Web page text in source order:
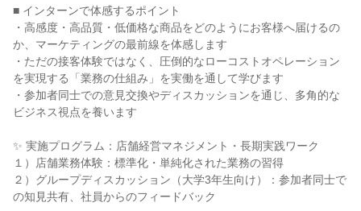
■ インターンで体感するポイント
・高感度・高品質・低価格な商品をどのようにお客様へ届けるの
か、マーケティングの最前線を体感します
・ただの接客体験ではなく、圧倒的なローコストオペレーション
を実現する「業務の仕組み」を実働を通して学びます
・参加者同士での意見交換やディスカッションを通じ、多角的な
ビジネス視点を養います
✨ 実施プログラム：店舗経営マネジメント・長期実践ワーク
１）店舗業務体験：標準化・単純化された業務の習得
２）グループディスカッション（大学3年生向け）：参加者同士で
の知見共有、社員からのフィードバック